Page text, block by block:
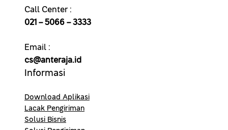
Call Center :
021 – 5066 – 3333
Email :
cs@anteraja.id
Informasi
Download Aplikasi
Lacak Pengiriman
Solusi Bisnis